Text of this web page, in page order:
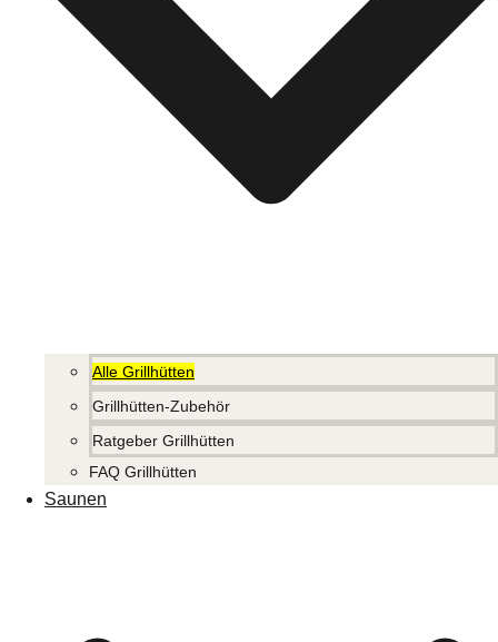
Alle Grillhütten
Grillhütten-Zubehör
Ratgeber Grillhütten
FAQ Grillhütten
Saunen